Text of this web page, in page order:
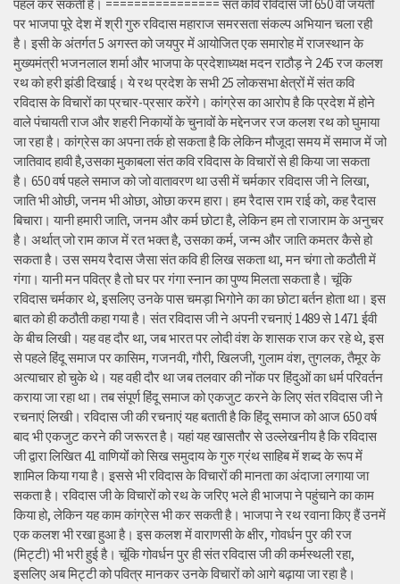
पहल कर सकती है। ================ संत कवि रविदास जी 650 वीं जयंती
पर भाजपा पूरे देश में श्री गुरु रविदास महाराज समरसता संकल्प अभियान चला रही
है। इसी के अंतर्गत 5 अगस्त को जयपुर में आयोजित एक समारोह में राजस्थान के
मुख्यमंत्री भजनलाल शर्मा और भाजपा के प्रदेशाध्यक्ष मदन राठौड़ ने 245 रज कलश
रथ को हरी झंडी दिखाई। ये रथ प्रदेश के सभी 25 लोकसभा क्षेत्रों में संत कवि
रविदास के विचारों का प्रचार-प्रसार करेंगे। कांग्रेस का आरोप है कि प्रदेश में होने
वाले पंचायती राज और शहरी निकायों के चुनावों के मद्देनजर रज कलश रथ को घुमाया
जा रहा है। कांग्रेस का अपना तर्क हो सकता है कि लेकिन मौजूदा समय में समाज में जो
जातिवाद हावी है,उसका मुकाबला संत कवि रविदास के विचारों से ही किया जा सकता
है। 650 वर्ष पहले समाज को जो वातावरण था उसी में चर्मकार रविदास जी ने लिखा,
जाति भी ओछी, जनम भी ओछा, ओछा करम हारा। हम रैदास राम राई को, कह रैदास
बिचारा। यानी हमारी जाति, जनम और कर्म छोटा है, लेकिन हम तो राजाराम के अनुचर
है। अर्थात् जो राम काज में रत भक्त है, उसका कर्म, जन्म और जाति कमतर कैसे हो
सकता है। उस समय रैदास जैसा संत कवि ही लिख सकता था, मन चंगा तो कठौती में
गंगा। यानी मन पवित्र है तो घर पर गंगा स्नान का पुण्य मिलता सकता है। चूंकि
रविदास चर्मकार थे, इसलिए उनके पास चमड़ा भिगोने का का छोटा बर्तन होता था। इस
बात को ही कठौती कहा गया है। संत रविदास जी ने अपनी रचनाएं 1489 से 1471 ईवी
के बीच लिखी। यह वह दौर था, जब भारत पर लोदी वंश के शासक राज कर रहे थे, इस
से पहले हिंदू समाज पर कासिम, गजनवी, गौरी, खिलजी, गुलाम वंश, तुगलक, तैमूर के
अत्याचार हो चुके थे। यह वही दौर था जब तलवार की नोंक पर हिंदुओं का धर्म परिवर्तन
कराया जा रहा था। तब संपूर्ण हिंदू समाज को एकजुट करने के लिए संत रविदास जी ने
रचनाएं लिखी। रविदास जी की रचनाएं यह बताती है कि हिंदू समाज को आज 650 वर्ष
बाद भी एकजुट करने की जरूरत है। यहां यह खासतौर से उल्लेखनीय है कि रविदास
जी द्वारा लिखित 41 वाणियोंं को सिख समुदाय के गुरु ग्रंथ साहिब में शब्द के रूप में
शामिल किया गया है। इससे भी रविदास के विचारों की मानता का अंदाजा लगाया जा
सकता है। रविदास जी के विचारों को रथ के जरिए भले ही भाजपा ने पहुंचाने का काम
किया हो, लेकिन यह काम कांग्रेस भी कर सकती है। भाजपा ने रथ रवाना किए हैं उनमें
एक कलश भी रखा हुआ है। इस कलश में वाराणसी के क्षीर, गोवर्धन पुर की रज
(मिट्टी) भी भरी हुई है। चूंकि गोवर्धन पुर ही संत रविदास जी की कर्मस्थली रहा,
इसलिए अब मिट्टी को पवित्र मानकर उनके विचारों को आगे बढ़ाया जा रहा है।